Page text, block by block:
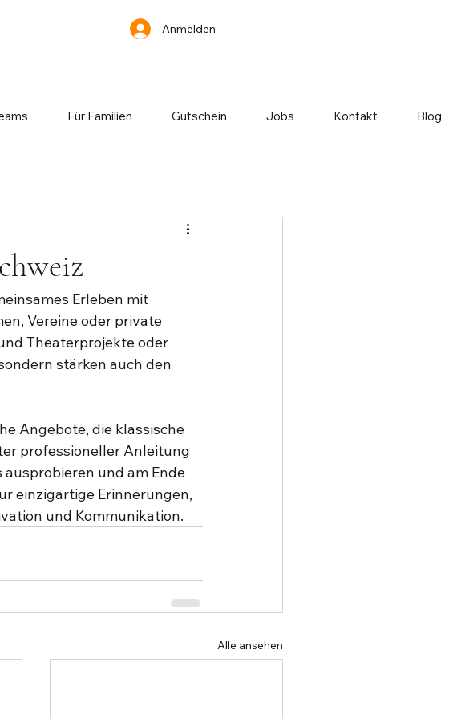
Anmelden
Für Familien Gutschein Jobs Kontakt Blog
Erleben mit
Vereine oder private
Theaterprojekte oder
stärken auch den
Angebote, die klassische
professioneller Anleitung
und am Ende
einzigartige Erinnerungen,
und Kommunikation.
Alle ansehen